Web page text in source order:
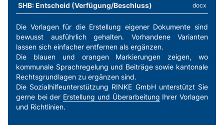
SHB: Entscheid (Verfügung/Beschluss) docx
Die Vorlagen für die Erstellung eigener Dokumente sind
bewusst ausführlich gehalten. Vorhandene Varianten
lassen sich einfacher entfernen als ergänzen.
Die blauen und orangen Markierungen zeigen, wo
kommunale Sprachregelung und Beiträge sowie kantonale
Rechtsgrundlagen zu ergänzen sind.
Die Sozialhilfeunterstützung RINKE GmbH unterstützt Sie
gerne bei der Erstellung und Überarbeitung Ihrer Vorlagen
und Richtlinien.